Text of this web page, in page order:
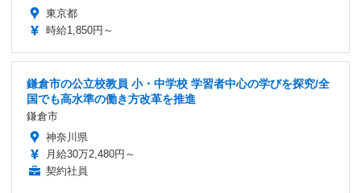
東京都
時給1,850円～
鎌倉市の公立校教員 小・中学校 学習者中心の学びを探究/全
国でも高水準の働き方改革を推進
鎌倉市
神奈川県
月給30万2,480円～
契約社員